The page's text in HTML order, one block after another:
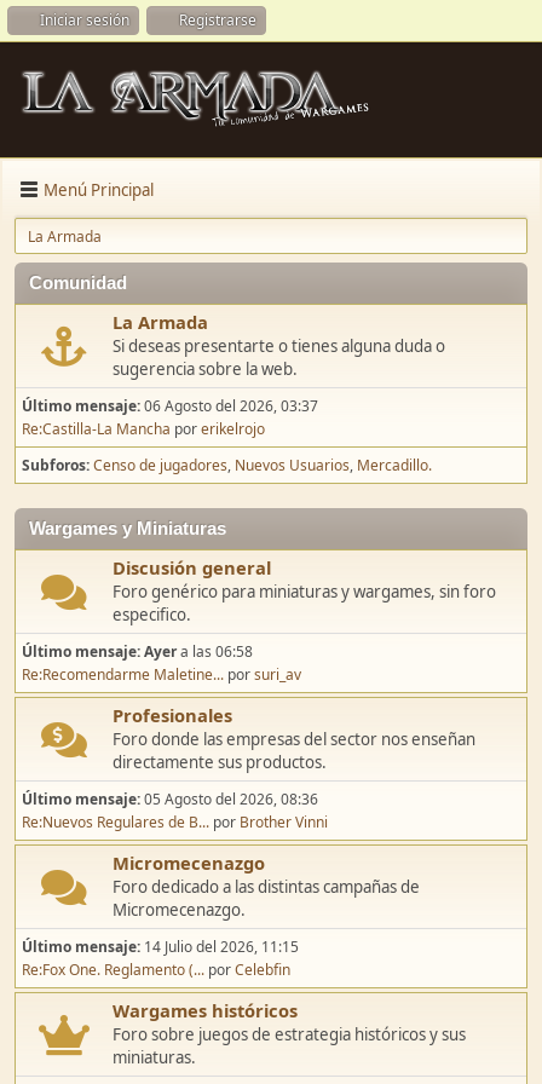
Iniciar sesión Registrarse
Menú Principal
La Armada
Comunidad
La Armada
Si deseas presentarte o tienes alguna duda o
sugerencia sobre la web.
Último mensaje:06 Agosto del 2026, 03:37
Re:Castilla-La Mancha porerikelrojo
Subforos Censo de jugadores Nuevos Usuarios Mercadillo.
Wargames y Miniaturas
Discusión general
Foro genérico para miniaturas y wargames, sin foro
especifico.
Último mensaje:Ayera las 06:58
Re:Recomendarme Maletine... porsuri_av
Profesionales
Foro donde las empresas del sector nos enseñan
directamente sus productos.
Último mensaje:05 Agosto del 2026, 08:36
Re:Nuevos Regulares de B... por Brother Vinni
Micromecenazgo
Foro dedicado a las distintas campañas de
Micromecenazgo.
Último mensaje: 14 Julio del 2026, 11:15
Re:Fox One. Reglamento (... porCelebfin
Wargames históricos
Foro sobre juegos de estrategia históricos y sus
miniaturas.